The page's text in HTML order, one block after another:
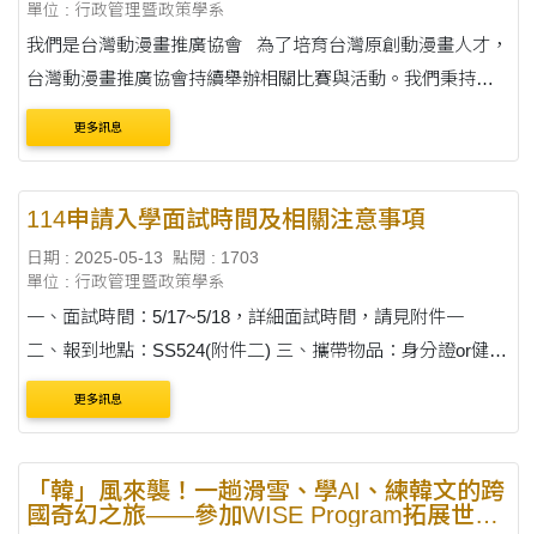
單位 : 行政管理暨政策學系
我們是台灣動漫畫推廣協會 為了培育台灣原創動漫畫人才，
台灣動漫畫推廣協會持續舉辦相關比賽與活動。我們秉持著
推廣優秀原創人才、協助創作者們開拓未來的願景。今年
2025年的第十四屆「開拓極短篇原....
更多訊息
114申請入學面試時間及相關注意事項
日期 : 2025-05-13
點閱 : 1703
單位 : 行政管理暨政策學系
一、面試時間：5/17~5/18，詳細面試時間，請見附件一
二、報到地點：SS524(附件二) 三、攜帶物品：身分證or健保
卡(需有照片)。報到時，查驗身分。若有戴口罩，需取下口
罩，若報到未攜帶證件，以棄....
更多訊息
「韓」風來襲！一趟滑雪、學AI、練韓文的跨
國奇幻之旅——參加WISE Program拓展世界